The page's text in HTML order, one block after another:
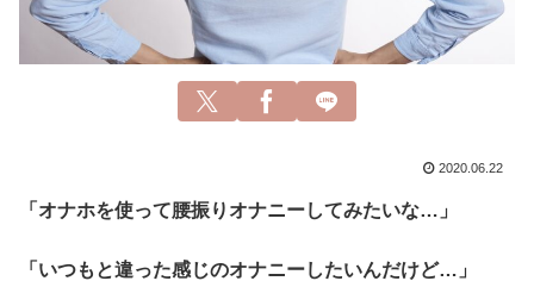
2020.06.22
「オナホを使って腰振りオナニーしてみたいな…」
「いつもと違った感じのオナニーしたいんだけど…」